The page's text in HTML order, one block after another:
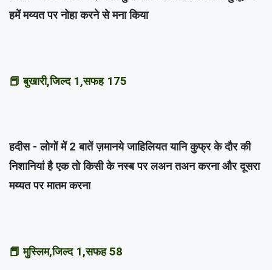
हमें मय्यत पर नोहा करने से मना किया
📕 बुखारी,जिल्द 1,सफह 175
हदीस - लोगों में 2 बातें ज़मानये जाहिलियत यानि कुफ्र के दौर की
निशानियां है एक तो किसी के नस्ब पर लअन तअन करना और दूसरा
मय्यत पर मातम करना
📕 मुस्लिम,जिल्द 1,सफह 58